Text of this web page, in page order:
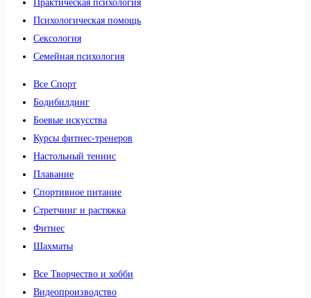
Практическая психология
Психологическая помощь
Сексология
Семейная психология
Все Спорт
Бодибилдинг
Боевые искусства
Курсы фитнес-тренеров
Настольный теннис
Плавание
Спортивное питание
Стретчинг и растяжка
Фитнес
Шахматы
Все Творчество и хобби
Видеопроизводство